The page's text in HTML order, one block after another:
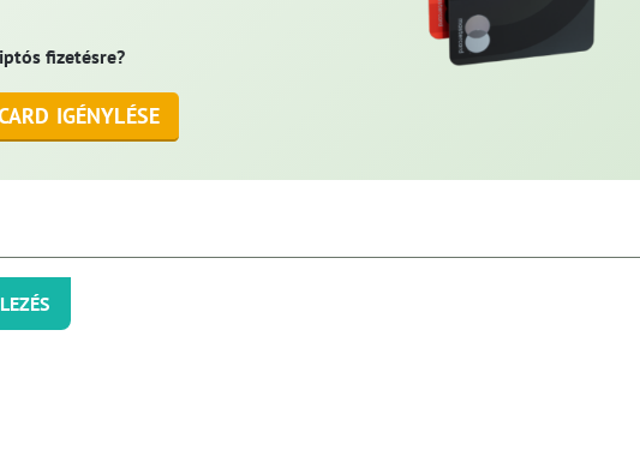
fizetésre?
IGÉNYLÉSE